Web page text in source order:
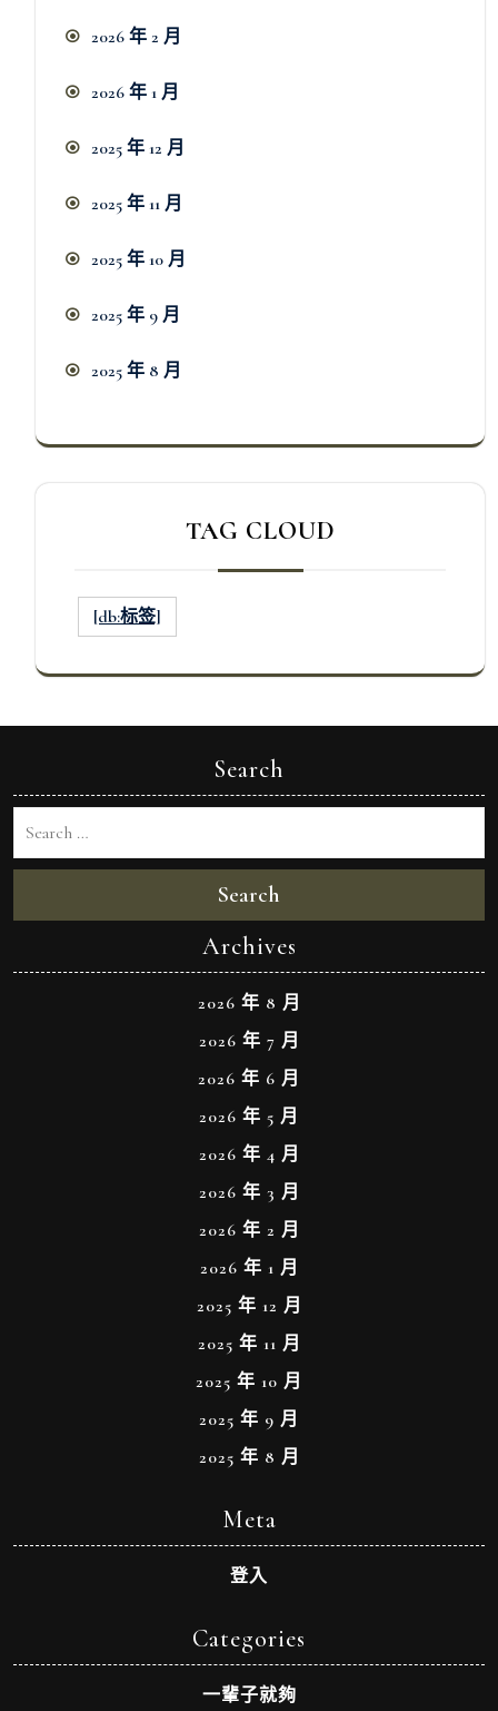
2026 年 2 月
2026 年 1 月
2025 年 12 月
2025 年 11 月
2025 年 10 月
2025 年 9 月
2025 年 8 月
TAG CLOUD
[db:标签]
Search
Search
Archives
2026 年 8 月
2026 年 7 月
2026 年 6 月
2026 年 5 月
2026 年 4 月
2026 年 3 月
2026 年 2 月
2026 年 1 月
2025 年 12 月
2025 年 11 月
2025 年 10 月
2025 年 9 月
2025 年 8 月
Meta
登入
Categories
一輩子就夠